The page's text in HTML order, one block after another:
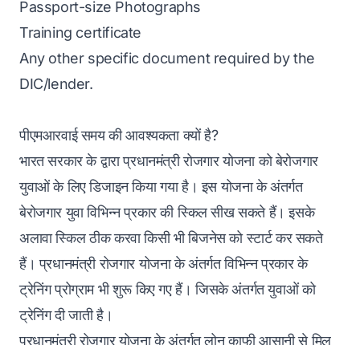
Passport-size Photographs
Training certificate
Any other specific document required by the
DIC/lender.
पीएमआरवाई समय की आवश्यकता क्यों है?
भारत सरकार के द्वारा प्रधानमंत्री रोजगार योजना को बेरोजगार
युवाओं के लिए डिजाइन किया गया है। इस योजना के अंतर्गत
बेरोजगार युवा विभिन्न प्रकार की स्किल सीख सकते हैं। इसके
अलावा स्किल ठीक करवा किसी भी बिजनेस को स्टार्ट कर सकते
हैं। प्रधानमंत्री रोजगार योजना के अंतर्गत विभिन्न प्रकार के
ट्रेनिंग प्रोग्राम भी शुरू किए गए हैं। जिसके अंतर्गत युवाओं को
ट्रेनिंग दी जाती है।
प्रधानमंत्री रोजगार योजना के अंतर्गत लोन काफी आसानी से मिल